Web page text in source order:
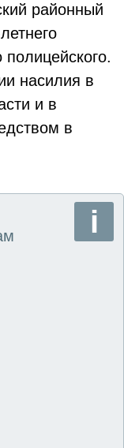
районный
насилия в
и в
в